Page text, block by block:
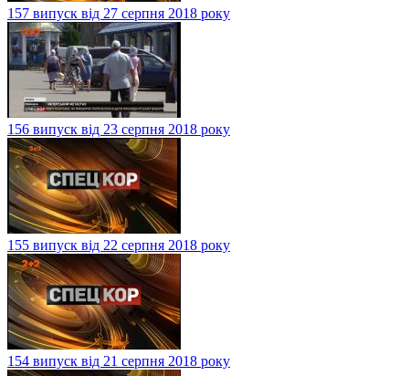
157 випуск від 27 серпня 2018 року
156 випуск від 23 серпня 2018 року
155 випуск від 22 серпня 2018 року
154 випуск від 21 серпня 2018 року